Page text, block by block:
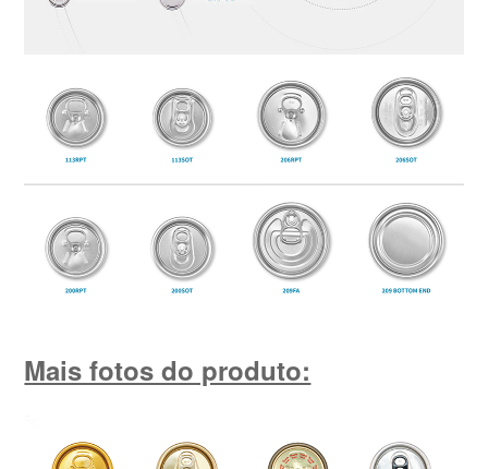
Mais fotos do produto: